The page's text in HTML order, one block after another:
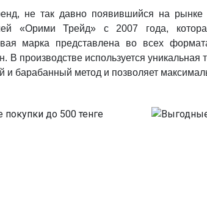
не так давно появившийся на
«Орими Трейд» c 2007 года,
марка представлена во всех
производстве используется уникальная
барабанный метод и позволяет